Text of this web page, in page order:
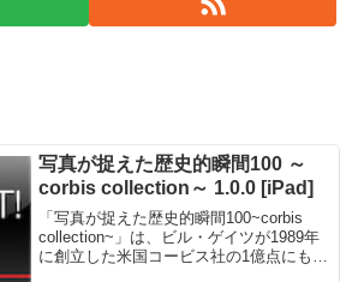
写真が捉えた歴史的瞬間100 ～
corbis collection～ 1.0.0 [iPad]
「写真が捉えた歴史的瞬間100~corbis
collection~」は、ビル・ゲイツが1989年
に創立した米国コービス社の1億点にもの